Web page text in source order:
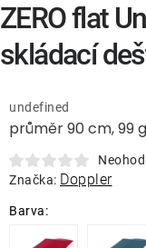
Lavice a
Lehátka
Doplňky
průměr 90 cm, 99 g
undefined
Značka: Doppler
ZERO flat
skládací